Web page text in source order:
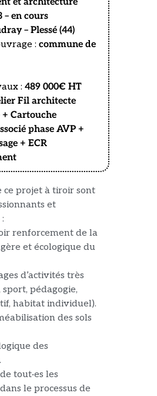
– en cours
– Plessé (44)
: commune de
: 489 000€ HT
Fil architecte
Cartouche
phase AVP +
+ ECR
ce projet à tiroir sont
et
renforcement de la
et écologique du
d’activités très
pédagogie,
habitat individuel).
des sols
des
tout·es les
le processus de